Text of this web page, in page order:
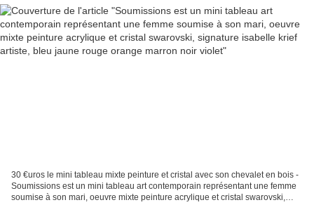
30 €uros le mini tableau mixte peinture et cristal avec son chevalet en bois -
Soumissions est un mini tableau art contemporain représentant une femme
soumise à son mari, oeuvre mixte peinture acrylique et cristal swarovski,